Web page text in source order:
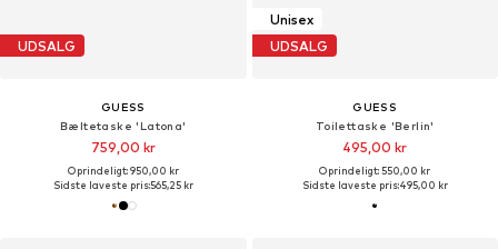
UDSALG
GUESS
Bæltetaske 'Latona'
759,00 kr
Oprindeligt: 950,00 kr
Sidste laveste pris:565,25 kr
Unisex
UDSALG
GUESS
Toilettaske 'Berlin'
495,00 kr
Oprindeligt: 550,00 kr
Sidste laveste pris:495,00 kr